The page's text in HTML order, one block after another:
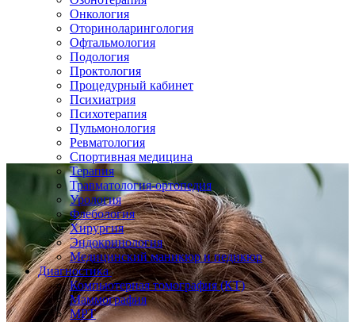
Онкология
Оториноларингология
Офтальмология
Подология
Проктология
Процедурный кабинет
Психиатрия
Психотерапия
Пульмонология
Ревматология
Спортивная медицина
Терапия
Травматология-ортопедия
Урология
Флебология
Хирургия
Эндокринология
Медицинский маникюр и педикюр
Диагностика
Компьютерная томография (КТ)
Маммография
МРТ